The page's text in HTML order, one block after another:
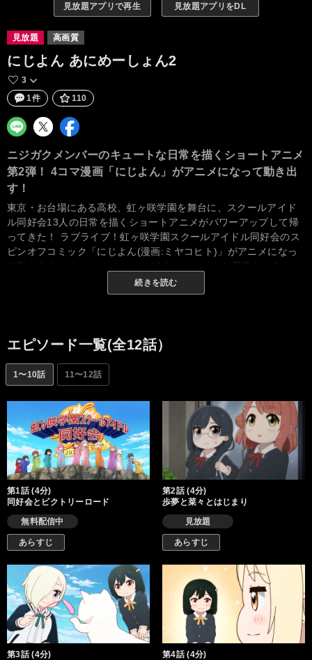
見放題アプリで再生 見放題アプリをDL
見放題 高画質
にじよん あにめーしょん2
3
1件
110
ニジガクメンバーのキュートな日常を描くショートアニメ
第2弾！ 4コマ漫画「にじよん」がアニメになって動き出
す！
東京・お台場にある高校、虹ヶ咲学園を舞台に、スクールアイド
ル同好会13人の日常を描くショートアニメがパワーアップして帰
ってきた！ ラブライブ！虹ヶ咲学園スクールアイドル同好会のス
ピンオフコミック「にじよん(漫画:ミヤコヒト)」がアニメになっ
て動き出す！ ニジガクメンバー13人のキュートな日常をゆるっと
続きを読む
エピソード一覧(全12話）
1〜10話 11〜12話
第1話 (4分)
同好会とビクトリーロード
無料配信中
あらすじ
第2話 (4分)
歩夢と菜々とはじまり
見放題
あらすじ
第3話 (4分)
第4話 (4分)